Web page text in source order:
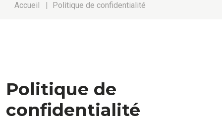
Accueil | Politique de confidentialité
Politique de
confidentialité